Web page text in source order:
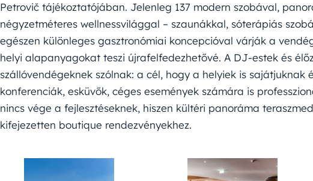
Petrovič tájékoztatójában. Jelenleg 137 modern szobával,
négyzetméteres wellnessvilággal – szaunákkal, sóterápiás
egészen különleges gasztronómiai koncepcióval várják a
helyi alapanyagokat teszi újrafelfedezhetővé. A DJ-estek és
szállóvendégeknek szólnak: a cél, hogy a helyiek is sajátjuknak
konferenciák, esküvők, céges események számára is
nincs vége a fejlesztéseknek, hiszen kültéri panoráma
kifejezetten boutique rendezvényekhez.